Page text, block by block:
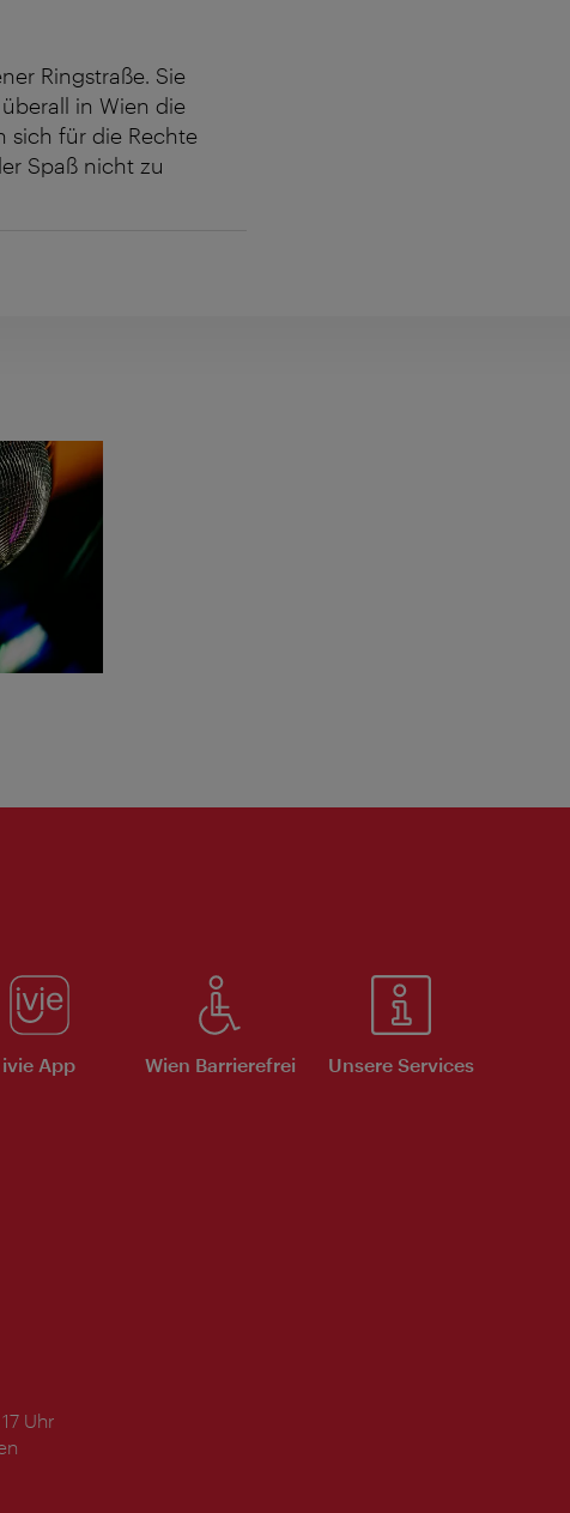
Ringstraße. Sie
in Wien die
sich für die Rechte
Spaß nicht zu
ivie App Wien Barrierefrei Unsere Services
Uhr